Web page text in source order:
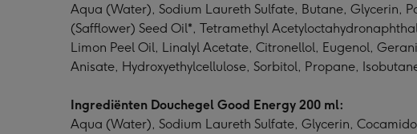
Aqua (Water), Sodium Laureth Sulfate, Butane, Glycerin,
(Safflower) Seed Oil*, Tetramethyl
Limon Peel Oil, Linalyl Acetate, Citronellol, Eugenol,
Anisate, Hydroxyethylcellulose, Sorbitol, Propane,
Ingrediënten Douchegel Good Energy 200 ml:
Aqua (Water), Sodium Laureth Sulfate, Glycerin,